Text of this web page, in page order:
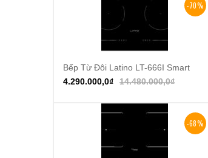
-70%
Thêm vào giỏ hàng
Bếp Từ Đôi Latino LT-666I Smart
14.480.000,0₫
4.290.000,0₫
-68%